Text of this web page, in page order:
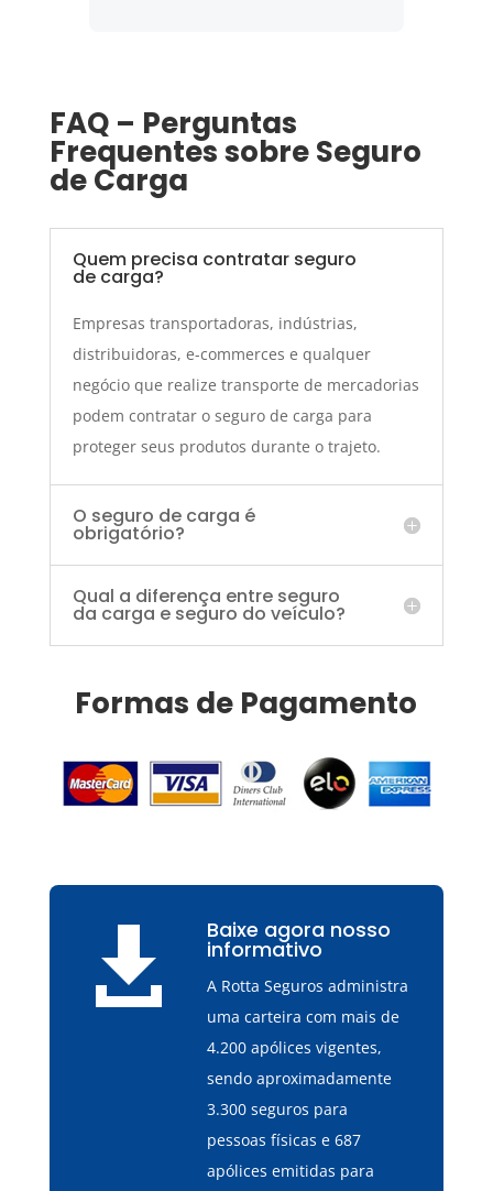
FAQ – Perguntas
Frequentes sobre Seguro
de Carga
Quem precisa contratar seguro
de carga?
Empresas transportadoras, indústrias,
distribuidoras, e-commerces e qualquer
negócio que realize transporte de mercadorias
podem contratar o seguro de carga para
proteger seus produtos durante o trajeto.
O seguro de carga é
obrigatório?
Qual a diferença entre seguro
da carga e seguro do veículo?
Formas de Pagamento
 Baixe agora nosso
informativo
A Rotta Seguros administra
uma carteira com mais de
4.200 apólices vigentes,
sendo aproximadamente
3.300 seguros para
pessoas físicas e 687
apólices emitidas para